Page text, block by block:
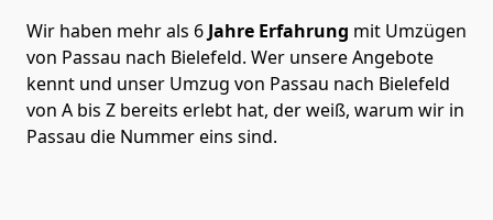
Wir haben mehr als 6 Jahre Erfahrung mit Umzügen
von Passau nach Bielefeld. Wer unsere Angebote
kennt und unser Umzug von Passau nach Bielefeld
von A bis Z bereits erlebt hat, der weiß, warum wir in
Passau die Nummer eins sind.